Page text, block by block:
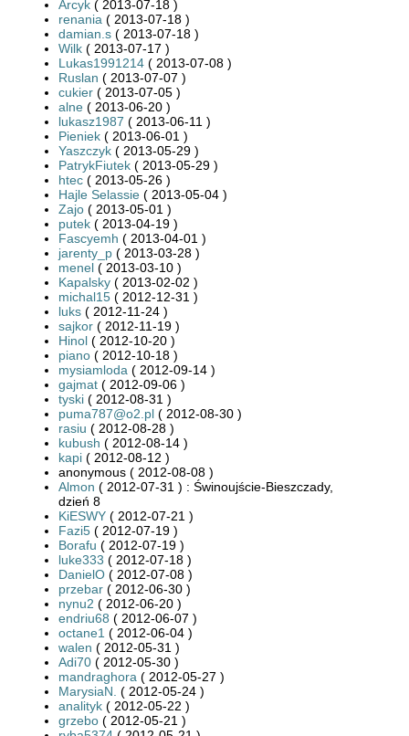
Arcyk ( 2013-07-18 )
renania ( 2013-07-18 )
damian.s ( 2013-07-18 )
Wilk ( 2013-07-17 )
Lukas1991214 ( 2013-07-08 )
Ruslan ( 2013-07-07 )
cukier ( 2013-07-05 )
alne ( 2013-06-20 )
lukasz1987 ( 2013-06-11 )
Pieniek ( 2013-06-01 )
Yaszczyk ( 2013-05-29 )
PatrykFiutek ( 2013-05-29 )
htec ( 2013-05-26 )
Hajle Selassie ( 2013-05-04 )
Zajo ( 2013-05-01 )
putek ( 2013-04-19 )
Fascyemh ( 2013-04-01 )
jarenty_p ( 2013-03-28 )
menel ( 2013-03-10 )
Kapalsky ( 2013-02-02 )
michal15 ( 2012-12-31 )
luks ( 2012-11-24 )
sajkor ( 2012-11-19 )
Hinol ( 2012-10-20 )
piano ( 2012-10-18 )
mysiamloda ( 2012-09-14 )
gajmat ( 2012-09-06 )
tyski ( 2012-08-31 )
puma787@o2.pl ( 2012-08-30 )
rasiu ( 2012-08-28 )
kubush ( 2012-08-14 )
kapi ( 2012-08-12 )
anonymous ( 2012-08-08 )
Almon ( 2012-07-31 ) : Świnoujście-Bieszczady,
dzień 8
KiESWY ( 2012-07-21 )
Fazi5 ( 2012-07-19 )
Borafu ( 2012-07-19 )
luke333 ( 2012-07-18 )
DanielO ( 2012-07-08 )
przebar ( 2012-06-30 )
nynu2 ( 2012-06-20 )
endriu68 ( 2012-06-07 )
octane1 ( 2012-06-04 )
walen ( 2012-05-31 )
Adi70 ( 2012-05-30 )
mandraghora ( 2012-05-27 )
MarysiaN. ( 2012-05-24 )
analityk ( 2012-05-22 )
grzebo ( 2012-05-21 )